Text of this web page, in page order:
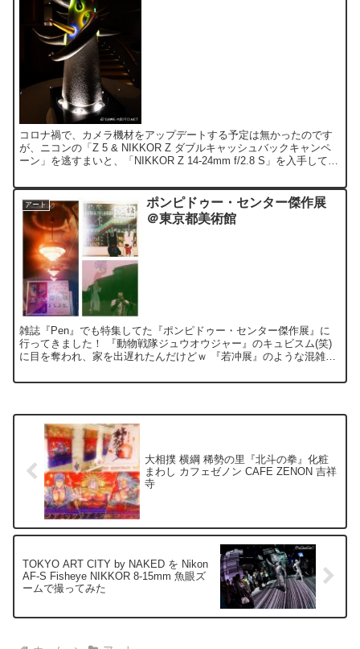
コロナ禍で、カメラ機材をアップデートする予定は無かったのです
が、ニコンの「Z 5 & NIKKOR Z ダブルキャッシュバックキャンペ
ーン」を逃すまいと、「NIKKOR Z 14-24mm f/2.8 S」を入手してし
アート
ポンピドゥー・センター傑作展
＠東京都美術館
雑誌『Pen』でも特集してた『ポンピドゥー・センター傑作展』に
行ってきました！ 『動物戦隊ジュウオウジャー』のキュビスム(笑)
に目を奪われ、家を出遅れたんだけどｗ 『若冲展』のような混雑も
大相撲 横綱 稀勢の里『北斗の拳』化粧
まわし カフェゼノン CAFE ZENON 吉祥
寺
TOKYO ART CITY by NAKED を Nikon
AF-S Fisheye NIKKOR 8-15mm 魚眼ズ
ームで撮ってみた